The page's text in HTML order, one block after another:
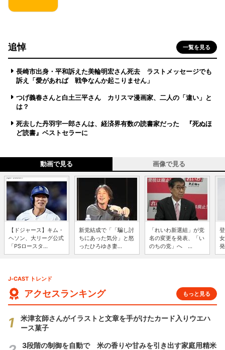
追悼 一覧を見る
長崎市出身・平和訴えた美輪明宏さん死去 ラストメッセージでも
訴え「愛があれば 戦争なんか起こりません」
つげ義春さんと白土三平さん カリスマ漫画家、二人の「違い」と
は？
死去した丹羽宇一郎さんは、経済界有数の読書家だった 『死ぬほ
ど読書』ベストセラーに
動画で見る 画像で見る
【ドジャース】キム・
ヘソン、大リーグ公式
「PSロースタ...
新党結成で「「騙し討
ちにあった気分」と怒
ったひろゆき妻...
「れいわ新選組」が党
名の変更を発表、「い
のちの党」へ ...
J-CAST トレンド
アクセスランキング もっと見る
米津玄師さんがイラストと文章を手がけたカード入りウエハ
ース菓子
3段階の制御を自動で 米の香りや甘みを引き出す家庭用精米